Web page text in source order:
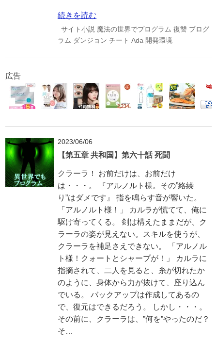
続きを読む
サイト小説 魔法の世界でプログラム 復讐 プログ
ラム ダンジョン チート Ada 開発環境
広告
2023/06/06
【第五章 共和国】第六十話 死闘
クラーラ！ お前だけは、お前だけ
は・・・。 『アルノルト様。その”絡繰
り”はダメです』 指を鳴らす音が響いた。
「アルノルト様！」 カルラが慌てて、俺に
駆け寄ってくる。 剣は構えたままだが、ク
ラーラの姿が見えない。スキルを使うが、
クラーラを補足さえできない。 「アルノル
ト様！クォートとシャープが！」 カルラに
指摘されて、二人を見ると、糸が切れたか
のように、身体から力が抜けて、座り込ん
でいる。 バックアップは作成してあるの
で、復元はできるだろう。 しかし・・・。
その前に、クラーラは、”何を”やったのだ？
そ…